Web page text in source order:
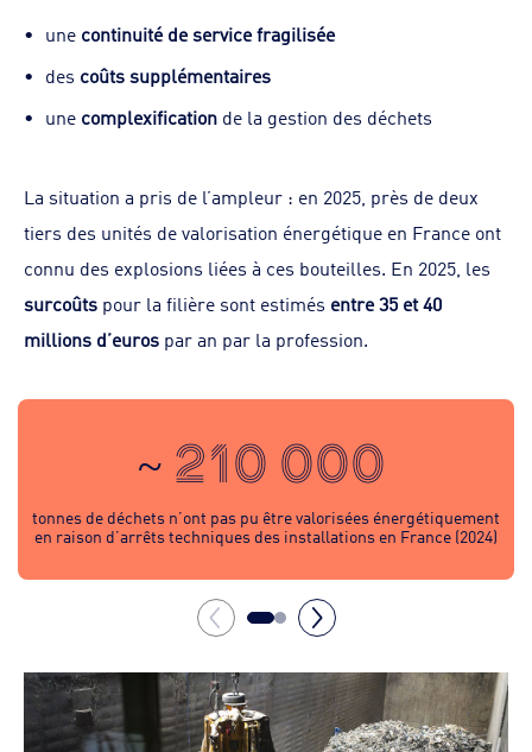
une continuité de service fragilisée
des coûts supplémentaires
une complexification de la gestion des déchets
La situation a pris de l’ampleur : en 2025, près de deux
tiers des unités de valorisation énergétique en France ont
connu des explosions liées à ces bouteilles. En 2025, les
surcoûts pour la filière sont estimés entre 35 et 40
millions d’euros par an par la profession.
~ 210 000
tonnes de déchets n’ont pas pu être valorisées énergétiquement
en raison d’arrêts techniques des installations en France (2024)